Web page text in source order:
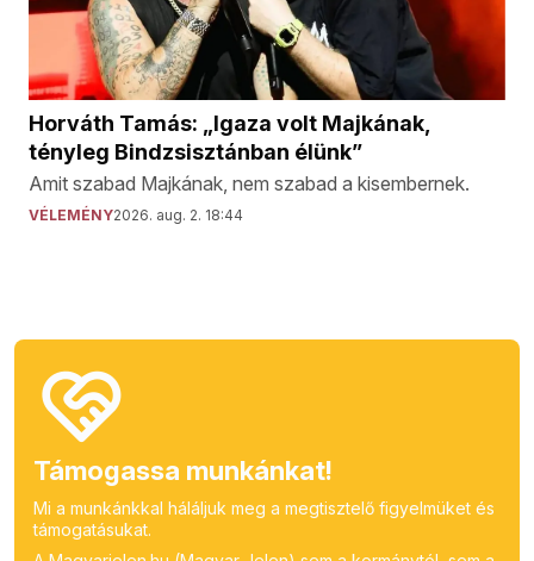
Horváth Tamás: „Igaza volt Majkának,
tényleg Bindzsisztánban élünk”
Amit szabad Majkának, nem szabad a kisembernek.
VÉLEMÉNY2026. aug. 2. 18:44
Támogassa munkánkat!
Mi a munkánkkal háláljuk meg a megtisztelő figyelmüket és
támogatásukat.